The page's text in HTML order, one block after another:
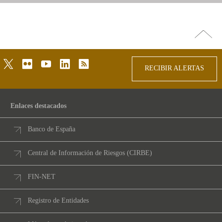
arriba
twitterflickr youtubelinkedinrss
RECIBIR ALERTAS
Enlaces destacados
Banco de España
Central de Información de Riesgos (CIRBE)
FIN-NET
Registro de Entidades